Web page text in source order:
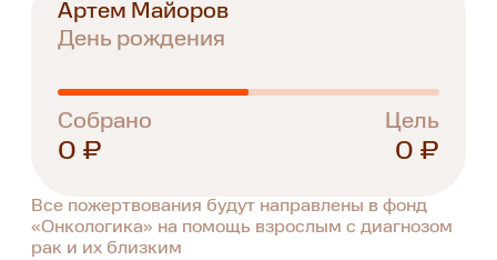
Артем Майоров
День рождения
Собрано
0 ₽
Цель
0 ₽
Все пожертвования будут направлены в фонд
«Онкологика» на помощь взрослым с диагнозом
рак и их близким